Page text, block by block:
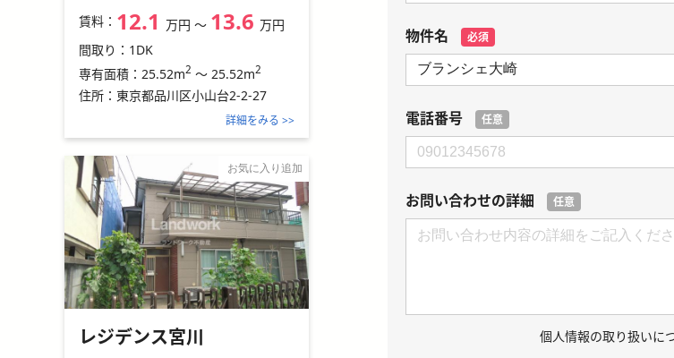
物件名 必須
電話番号 任意
お問い合わせの詳細 任意
個人情報の取り扱いに
賃料： 12.1 万円 〜 13.6 万円
間取り： 1DK
専有面積： 25.52m2 ～ 25.52m2
住所： 東京都品川区小山台2-2-27
詳細をみる >>
お気に入り追加
レジデンス宮川